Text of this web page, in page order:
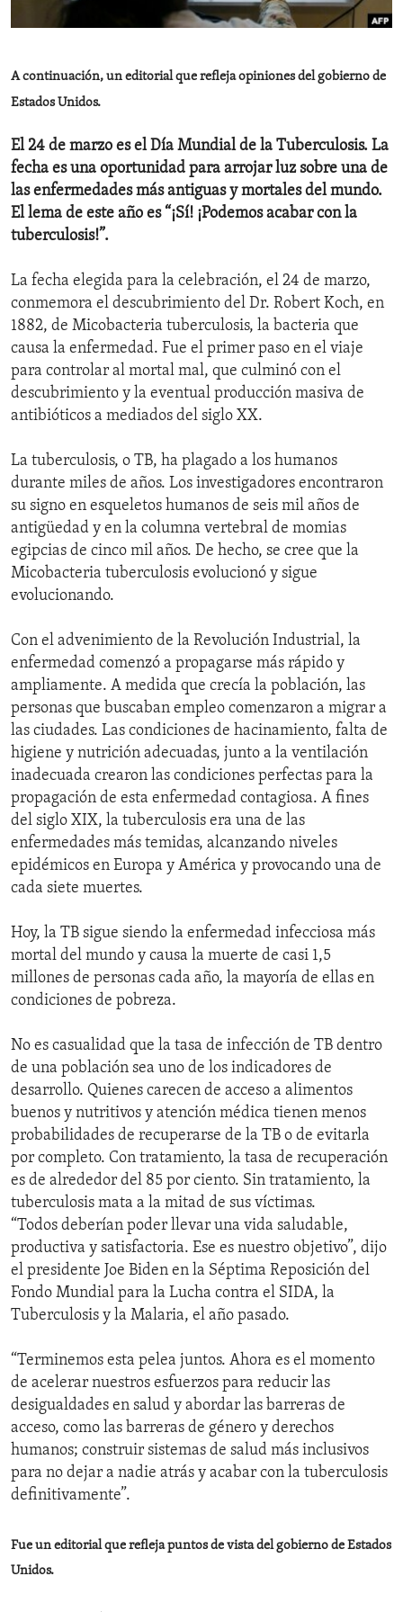
ENVIRONMENT AND HEALTH
A continuación, un editorial que refleja opiniones del gobierno de
Estados Unidos.
El 24 de marzo es el Día Mundial de la Tuberculosis. La
fecha es una oportunidad para arrojar luz sobre una de
las enfermedades más antiguas y mortales del mundo.
El lema de este año es “¡Sí! ¡Podemos acabar con la
tuberculosis!”.
La fecha elegida para la celebración, el 24 de marzo,
conmemora el descubrimiento del Dr. Robert Koch, en
1882, de Micobacteria tuberculosis, la bacteria que
causa la enfermedad. Fue el primer paso en el viaje
para controlar al mortal mal, que culminó con el
descubrimiento y la eventual producción masiva de
antibióticos a mediados del siglo XX.
La tuberculosis, o TB, ha plagado a los humanos
durante miles de años. Los investigadores encontraron
su signo en esqueletos humanos de seis mil años de
antigüedad y en la columna vertebral de momias
egipcias de cinco mil años. De hecho, se cree que la
Micobacteria tuberculosis evolucionó y sigue
evolucionando.
Con el advenimiento de la Revolución Industrial, la
enfermedad comenzó a propagarse más rápido y
ampliamente. A medida que crecía la población, las
personas que buscaban empleo comenzaron a migrar a
las ciudades. Las condiciones de hacinamiento, falta de
higiene y nutrición adecuadas, junto a la ventilación
inadecuada crearon las condiciones perfectas para la
propagación de esta enfermedad contagiosa. A fines
del siglo XIX, la tuberculosis era una de las
enfermedades más temidas, alcanzando niveles
epidémicos en Europa y América y provocando una de
cada siete muertes.
Hoy, la TB sigue siendo la enfermedad infecciosa más
mortal del mundo y causa la muerte de casi 1,5
millones de personas cada año, la mayoría de ellas en
condiciones de pobreza.
No es casualidad que la tasa de infección de TB dentro
de una población sea uno de los indicadores de
desarrollo. Quienes carecen de acceso a alimentos
buenos y nutritivos y atención médica tienen menos
probabilidades de recuperarse de la TB o de evitarla
por completo. Con tratamiento, la tasa de recuperación
es de alrededor del 85 por ciento. Sin tratamiento, la
tuberculosis mata a la mitad de sus víctimas.
“Todos deberían poder llevar una vida saludable,
productiva y satisfactoria. Ese es nuestro objetivo”, dijo
el presidente Joe Biden en la Séptima Reposición del
Fondo Mundial para la Lucha contra el SIDA, la
Tuberculosis y la Malaria, el año pasado.
“Terminemos esta pelea juntos. Ahora es el momento
de acelerar nuestros esfuerzos para reducir las
desigualdades en salud y abordar las barreras de
acceso, como las barreras de género y derechos
humanos; construir sistemas de salud más inclusivos
para no dejar a nadie atrás y acabar con la tuberculosis
definitivamente”.
Fue un editorial que refleja puntos de vista del gobierno de Estados
Unidos.